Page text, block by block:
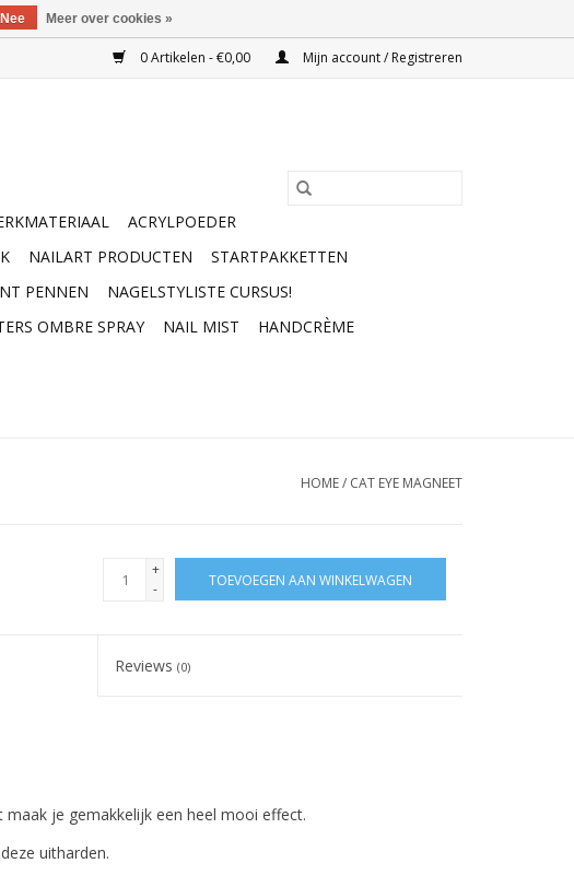
0 Artikelen - €0,00 Mijn account / Registreren
ACRYLPOEDER
NAILART PRODUCTEN
STARTPAKKETTEN
PENNEN
NAGELSTYLISTE CURSUS!
OMBRE SPRAY NAIL MIST HANDCRÈME
HOME/ CAT EYE MAGNEET
+
-
TOEVOEGEN AAN WINKELWAGEN
Reviews(0)
maak je gemakkelijk een heel mooi effect.
uitharden.
Nee Meer over cookies »